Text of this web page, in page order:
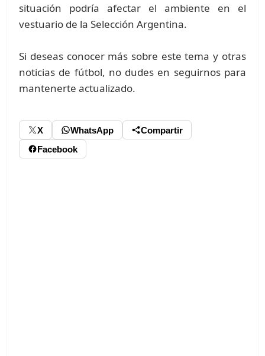
situación podría afectar el ambiente en el
vestuario de la Selección Argentina.
Si deseas conocer más sobre este tema y otras
noticias de fútbol, no dudes en seguirnos para
mantenerte actualizado.
X WhatsApp
Compartir
Facebook